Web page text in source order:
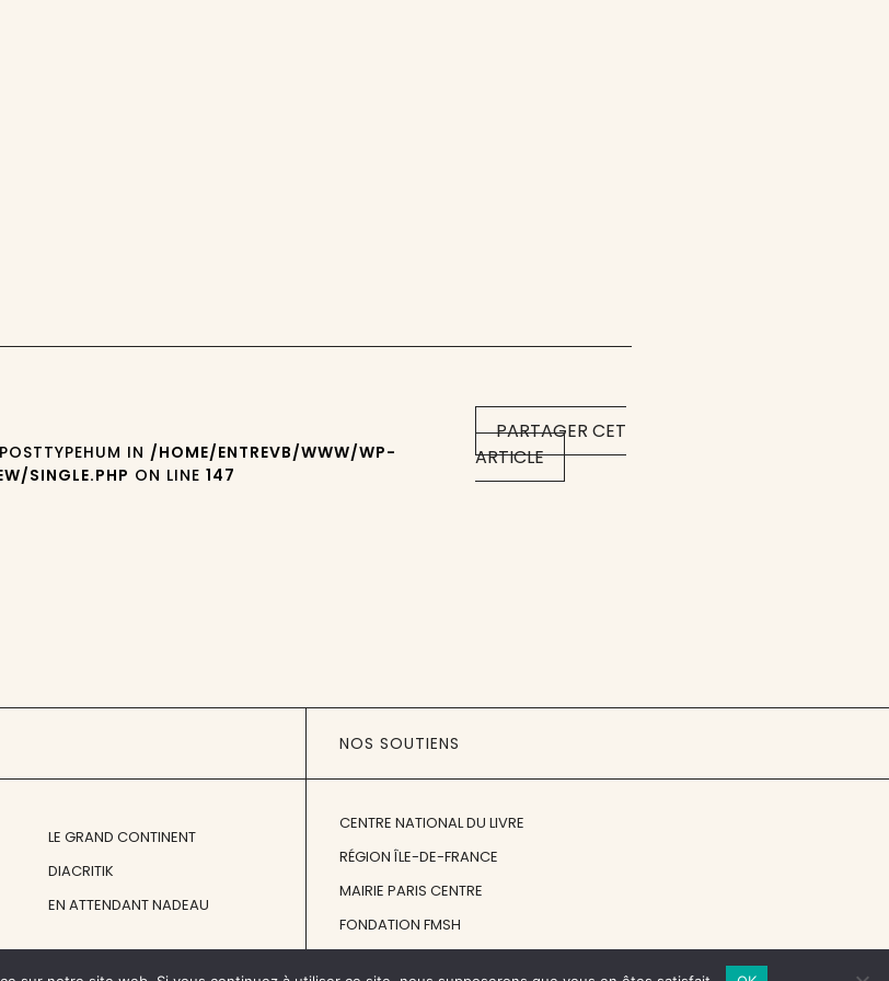
PARTAGER CET
ARTICLE
IN /HOME/ENTREVB/WWW/WP-
SINGLE.PHP ON LINE147
LE GRAND CONTINENT
DIACRITIK
EN ATTENDANT NADEAU
NOS SOUTIENS
CENTRE NATIONAL DU LIVRE
RÉGION ÎLE-DE-FRANCE
MAIRIE PARIS CENTRE
FONDATION FMSH